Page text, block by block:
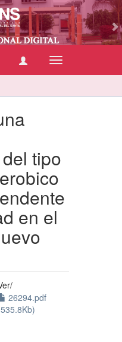
Cambiar
navegación
tipo
en el
26294.pdf